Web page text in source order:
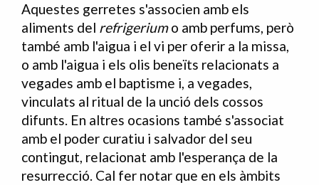
Aquestes gerretes s'associen amb els
aliments del refrigeriumo amb perfums, però
també amb l'aigua i el vi per oferir a la missa,
o amb l'aigua i els olis beneïts relacionats a
vegades amb el baptisme i, a vegades,
vinculats al ritual de la unció dels cossos
difunts. En altres ocasions també s'associat
amb el poder curatiu i salvador del seu
contingut, relacionat amb l'esperança de la
resurrecció. Cal fer notar que en els àmbits